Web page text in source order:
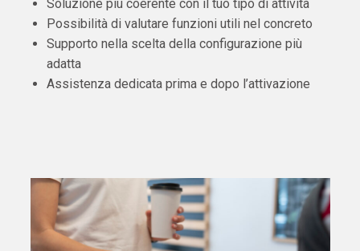
Soluzione più coerente con il tuo tipo di attività
Possibilità di valutare funzioni utili nel concreto
Supporto nella scelta della configurazione più
adatta
Assistenza dedicata prima e dopo l’attivazione